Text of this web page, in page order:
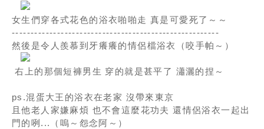
女生們穿各式花色的浴衣啪啪走 真是可愛死了～～
-------------------------------------------------------
然後是令人羨慕到牙癢癢的情侶檔浴衣（咬手帕～）
右上的那個短褲男生 穿的就是甚平了 瀟灑的捏～
ps.混蛋大王的浴衣在老家 沒帶來東京
且他老人家嫌麻煩 也不會這麼花功夫 還情侶浴衣一起出
門的咧...（嗚～怨念阿～）